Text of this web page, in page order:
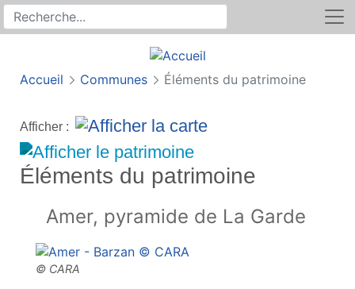
Recherche sur le site
Rechercher
Accueil Communes Éléments du patrimoine
Afficher :
Éléments du patrimoine
Amer, pyramide de La Garde